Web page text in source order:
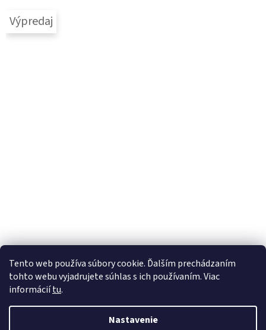
Tento web používa súbory cookie. Ďalším prechádzaním
tohto webu vyjadrujete súhlas s ich používaním. Viac
informáciítu.
Nastavenie
Výpredaj
Vytvoril Shoptet